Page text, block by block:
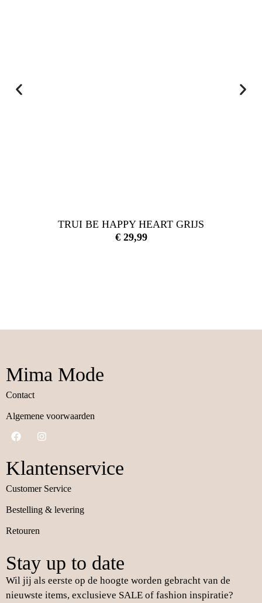
TRUI BE HAPPY HEART GRIJS
€29,99
Mima Mode
Contact
Algemene voorwaarden
Klantenservice
Customer Service
Bestelling & levering
Retouren
Stay up to date
Wil jij als eerste op de hoogte worden gebracht van de
nieuwste items, exclusieve SALE of fashion inspiratie?